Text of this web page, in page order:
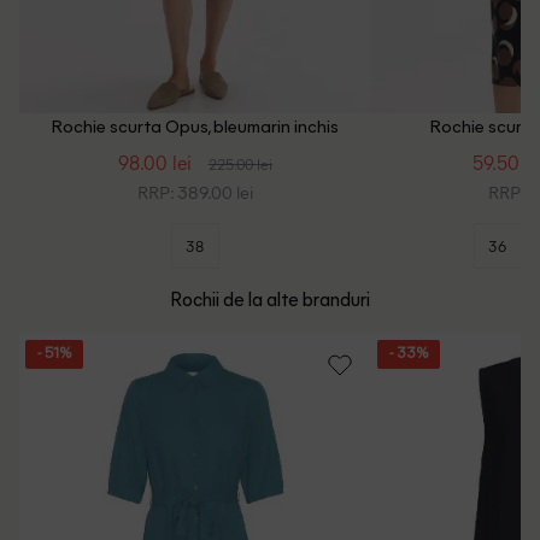
Rochie scurta Opus, bleumarin inchis
98.00 lei 225.00 lei
RRP: 389.00 lei
38
Rochie
59.50
RRP:
36
Rochii de la alte branduri
- 51% - 33%